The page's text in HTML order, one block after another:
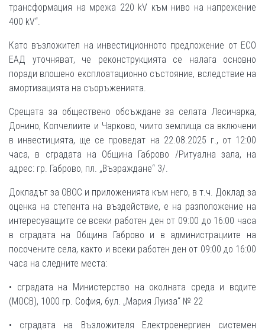
трансформация на мрежа 220 kV към ниво на напрежение
400 kV“.
Като възложител на инвестиционното предложение от ЕСО
ЕАД уточняват, че реконструкцията се налага основно
поради влошено експлоатационно състояние, вследствие на
амортизацията на съоръженията.
Срещата за обществено обсъждане за селата Лесичарка,
Донино, Копчелиите и Чарково, чиито землища са включени
в инвестицията, ще се проведат на 22.08.2025 г., от 12:00
часа, в сградата на Община Габрово /Ритуална зала, на
адрес: гр. Габрово, пл. „Възраждане“ 3/.
Докладът за ОВОС и приложенията към него, в т.ч. Доклад за
оценка на степента на въздействие, е на разположение на
интересуващите се всеки работен ден от 09:00 до 16:00 часа
в сградата на Община Габрово и в администрациите на
посочените села, както и всеки работен ден от 09:00 до 16:00
часа на следните места:
• сградата на Министерство на околната среда и водите
(МОСВ), 1000 гр. София, бул. „Мария Луиза“ № 22
• сградата на Възложителя Електроенергиен системен